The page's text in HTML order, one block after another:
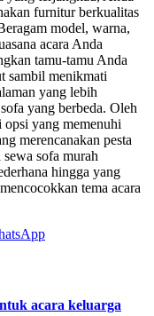
furnitur berkualitas
model, warna,
acara Anda
tamu-tamu Anda
sambil menikmati
yang lebih
yang berbeda. Oleh
yang memenuhi
merencanakan pesta
sofa murah
hingga yang
tema acara
acara keluarga